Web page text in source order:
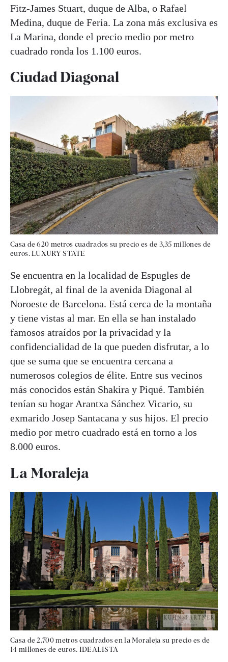
Fitz-James Stuart, duque de Alba, o Rafael
Medina, duque de Feria. La zona más exclusiva es
La Marina, donde el precio medio por metro
cuadrado ronda los 1.100 euros.
Ciudad Diagonal
Casa de 620 metros cuadrados su precio es de 3,35 millones de
euros. LUXURY STATE
Se encuentra en la localidad de Espugles de
Llobregát, al final de la avenida Diagonal al
Noroeste de Barcelona. Está cerca de la montaña
y tiene vistas al mar. En ella se han instalado
famosos atraídos por la privacidad y la
confidencialidad de la que pueden disfrutar, a lo
que se suma que se encuentra cercana a
numerosos colegios de élite. Entre sus vecinos
más conocidos están Shakira y Piqué. También
tenían su hogar Arantxa Sánchez Vicario, su
exmarido Josep Santacana y sus hijos. El precio
medio por metro cuadrado está en torno a los
8.000 euros.
La Moraleja
Casa de 2.700 metros cuadrados en la Moraleja su precio es de
14 millones de euros. IDEALISTA